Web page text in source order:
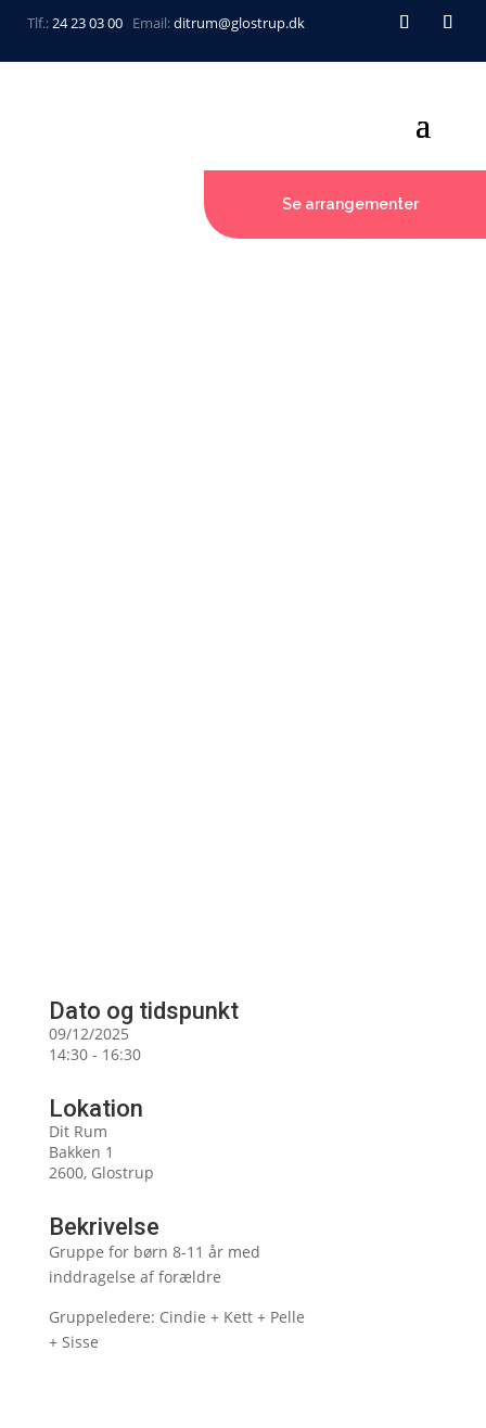
Tlf.:24 23 03 00Email:ditrum@glostrup.dk
Se arrangementer
Dato og tidspunkt
09/12/2025
14:30 - 16:30
Lokation
Dit Rum
Bakken 1
2600, Glostrup
Bekrivelse
Gruppe for børn 8-11 år med
inddragelse af forældre
Gruppeledere: Cindie + Kett + Pelle
+ Sisse